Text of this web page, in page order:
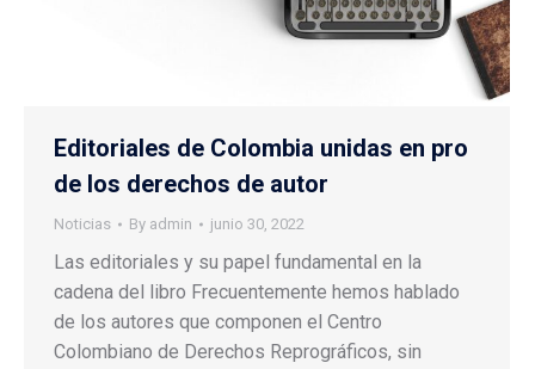
Editoriales de Colombia unidas en pro
de los derechos de autor
Noticias By admin junio 30, 2022
Las editoriales y su papel fundamental en la
cadena del libro Frecuentemente hemos hablado
de los autores que componen el Centro
Colombiano de Derechos Reprográficos, sin